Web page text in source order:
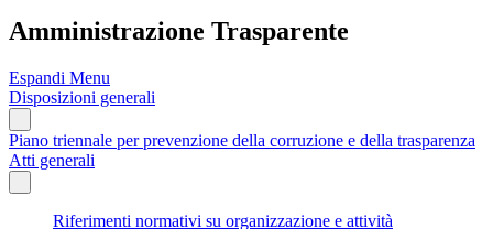
Amministrazione Trasparente
Espandi Menu
Disposizioni generali
Piano triennale per prevenzione della corruzione e della trasparenza
Atti generali
Riferimenti normativi su organizzazione e attività